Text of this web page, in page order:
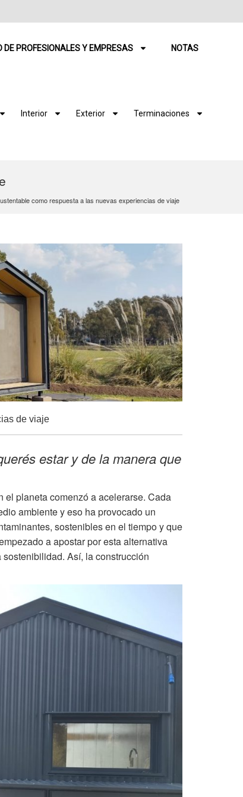
DE PROFESIONALES Y EMPRESAS NOTAS
Interior Exterior Terminaciones
como respuesta a las nuevas experiencias de viaje
de viaje
estar y de la manera que
planeta comenzó a acelerarse. Cada
ambiente y eso ha provocado un
sostenibles en el tiempo y que
a apostar por esta alternativa
Así, la construcción